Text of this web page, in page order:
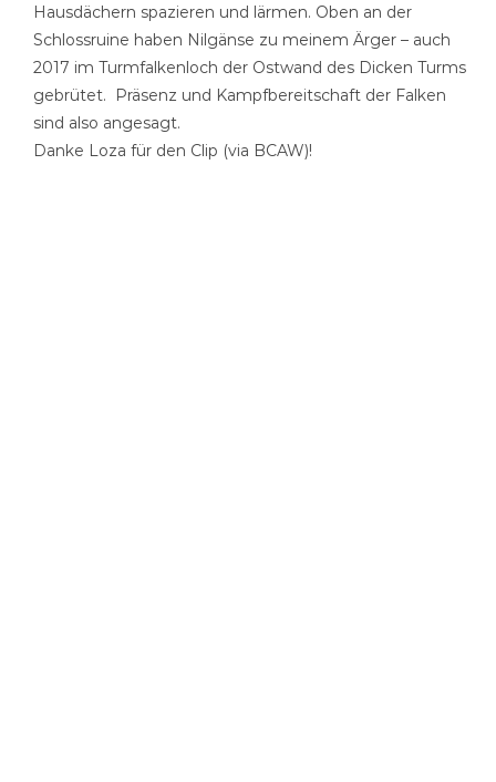
Hausdächern spazieren und lärmen. Oben an der
Schlossruine haben Nilgänse zu meinem Ärger – auch
2017 im Turmfalkenloch der Ostwand des Dicken Turms
gebrütet. Präsenz und Kampfbereitschaft der Falken
sind also angesagt.
Danke Loza für den Clip (via BCAW)!